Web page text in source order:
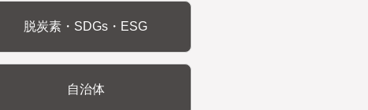
脱炭素・SDGs・ESG
自治体